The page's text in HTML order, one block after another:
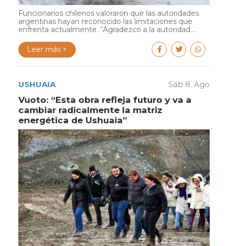
Funcionarios chilenos valoraron que las autoridades
argentinas hayan reconocido las limitaciones que
enfrenta actualmente. “Agradezco a la autoridad...
Leer más +
USHUAIA Sáb 8. Ago
Vuoto: “Esta obra refleja futuro y va a
cambiar radicalmente la matriz
energética de Ushuaia”